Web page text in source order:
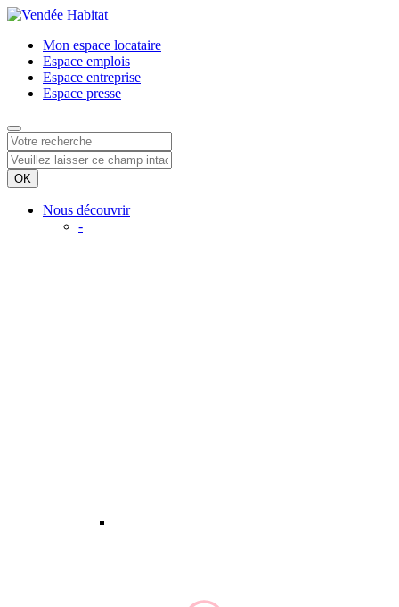
Mon espace locataire
Espace emplois
Espace entreprise
Espace presse
Nous découvrir
-